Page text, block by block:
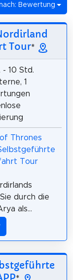
Bewertung
Tour*
- 10 Std.
1
durch die
als...